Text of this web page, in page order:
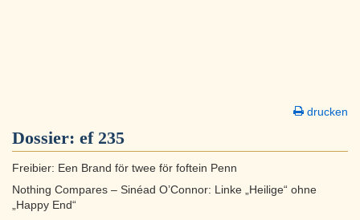
drucken
Dossier: ef 235
Freibier: Een Brand för twee för foftein Penn
Nothing Compares – Sinéad O’Connor: Linke „Heilige“ ohne
„Happy End“